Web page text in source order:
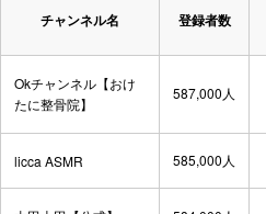
チャンネル名 登録者数
Okチャンネル【おけ
たに整骨院】
587,000人
licca ASMR 585,000人